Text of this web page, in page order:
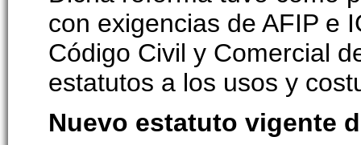
con exigencias de AFIP e
Código Civil y Comercial
estatutos a los usos y
Nuevo estatuto vigente